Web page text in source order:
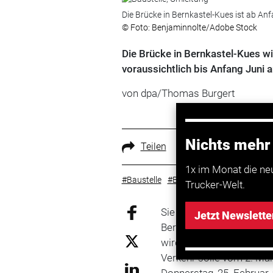
Die Brücke in Bernkastel-Kues ist ab
© Foto: Benjaminnolte/Adobe Stock
Die Brücke in Bernkastel-Kues
voraussichtlich bis Anfang Juni
von dpa/Thomas Burgert
Teilen
#Baustelle #Brücke
Nichts
1x im Monat die
Trucker-Welt.
Jetzt
Sie ist eine wichtige
Bernkastel-Kues, die
wird wegen Bauarbeiten
Verkehr solle vom 2.